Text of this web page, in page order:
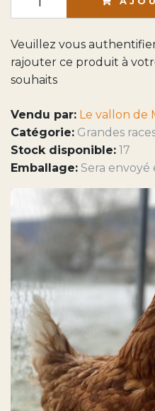
Veuillez vous
rajouter ce produit à
souhaits
Vendu par: Le vallon de
Catégorie: Grandes
Stock disponible: 17
Emballage: Sera envoyé